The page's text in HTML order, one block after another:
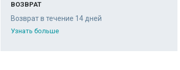
ВОЗВРАТ
Возврат в течение 14 дней
Узнать больше